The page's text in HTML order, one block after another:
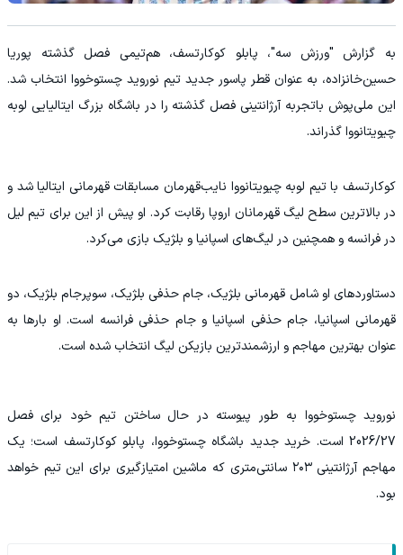
به گزارش "ورزش سه"، پابلو کوکارتسف، هم‌تیمی فصل گذشته پوریا
حسین‌خانزاده، به عنوان قطر پاسور جدید تیم نوروید چستوخووا انتخاب شد.
این ملی‌پوش باتجربه آرژانتینی فصل گذشته را در باشگاه بزرگ ایتالیایی لوبه
چیویتانووا گذراند.
کوکارتسف با تیم لوبه چیویتانووا نایب‌قهرمان مسابقات قهرمانی ایتالیا شد و
در بالاترین سطح لیگ قهرمانان اروپا رقابت کرد. او پیش از این برای تیم لیل
در فرانسه و همچنین در لیگ‌های اسپانیا و بلژیک بازی می‌کرد.
دستاوردهای او شامل قهرمانی بلژیک، جام حذفی بلژیک، سوپرجام بلژیک، دو
قهرمانی اسپانیا، جام حذفی اسپانیا و جام حذفی فرانسه است. او بارها به
عنوان بهترین مهاجم و ارزشمندترین بازیکن لیگ انتخاب شده است.
نوروید چستوخووا به طور پیوسته در حال ساختن تیم خود برای فصل
2026/27 است. خرید جدید باشگاه چستوخووا، پابلو کوکارتسف است؛ یک
مهاجم آرژانتینی ۲۰۳ سانتی‌متری که ماشین امتیازگیری برای این تیم خواهد
بود.